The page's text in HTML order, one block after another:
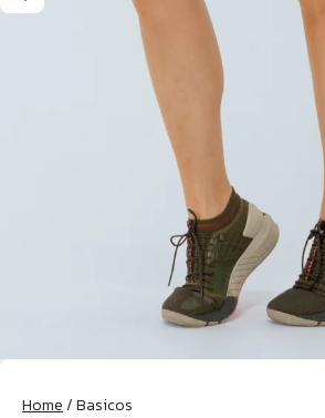
Home/Basicos